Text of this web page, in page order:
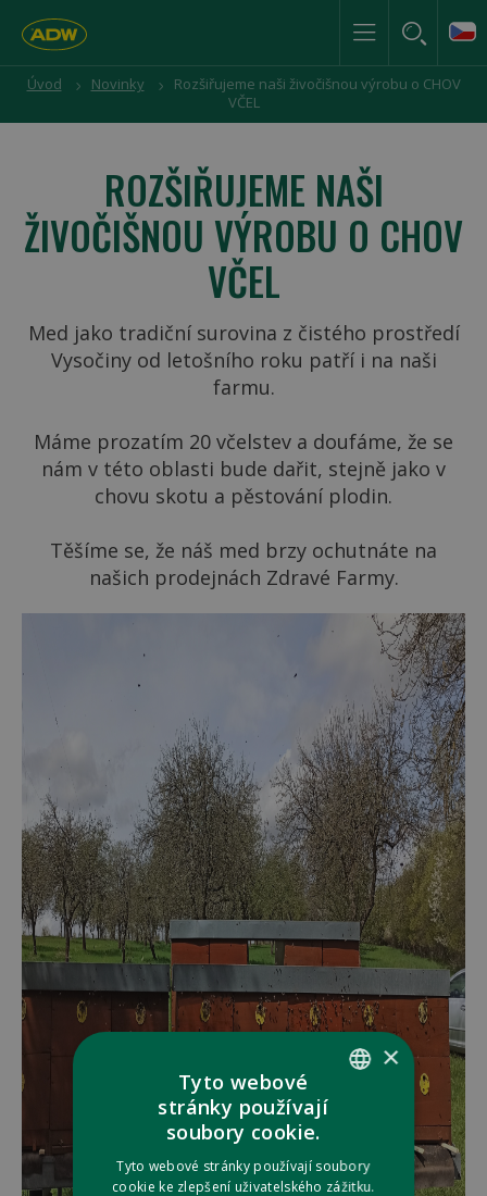
Úvod Novinky
Rozšiřujeme naši živočišnou výrobu o CHOV
VČEL
ROZŠIŘUJEME NAŠI
ŽIVOČIŠNOU VÝROBU O CHOV
VČEL
Med jako tradiční surovina z čistého prostředí
Vysočiny od letošního roku patří i na naši
farmu.
Máme prozatím 20 včelstev a doufáme, že se
nám v této oblasti bude dařit, stejně jako v
chovu skotu a pěstování plodin.
Těšíme se, že náš med brzy ochutnáte na
našich prodejnách Zdravé Farmy.
×
Tyto webové
stránky používají
soubory cookie.
Tyto webové stránky používají soubory
cookie ke zlepšení uživatelského zážitku.